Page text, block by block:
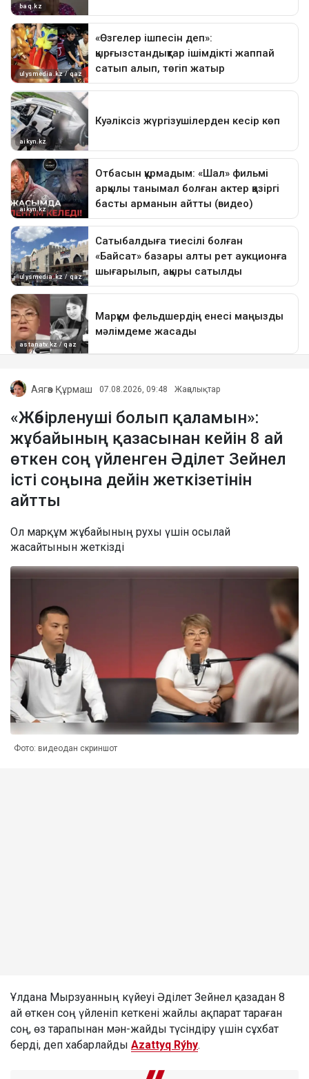
Аягөз Құрмаш 07.08.2026, 09:48 Жаңалықтар
«Жәбірленуші болып қаламын»:
жұбайының қазасынан кейін 8 ай
өткен соң үйленген Әділет Зейнел
істі соңына дейін жеткізетінін
айтты
Ол марқұм жұбайының рухы үшін осылай
жасайтынын жеткізді
Фото: видеодан скриншот
Ұлдана Мырзуанның күйеуі Әділет Зейнел қазадан 8
ай өткен соң үйленіп кеткені жайлы ақпарат тараған
соң, өз тарапынан мән-жайды түсіндіру үшін сұхбат
берді, деп хабарлайды Azattyq Rýhy.